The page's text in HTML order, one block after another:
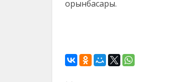
орынбасары.